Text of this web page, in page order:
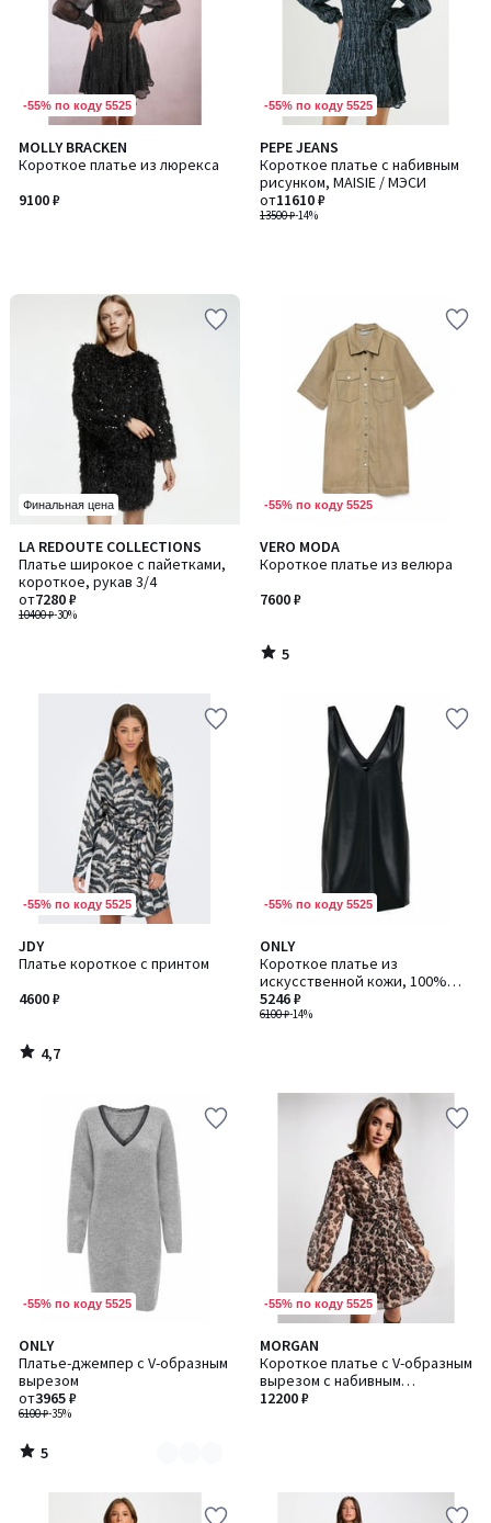
-55% по коду 5525
MOLLY BRACKEN
Короткое платье из люрекса
9100 ₽
-55% по коду 5525
PEPE JEANS
Короткое платье с набивным
рисунком, MAISIE / МЭСИ
13500 ₽-14%
от11610 ₽
Финальная цена
LA REDOUTE COLLECTIONS
Платье широкое с пайетками,
короткое, рукав 3/4
10400 ₽-30%
от7280 ₽
-55% по коду 5525
VERO MODA
Короткое платье из велюра
7600 ₽
5
/
5
/
-55% по коду 5525
JDY
Платье короткое с принтом
4600 ₽
4,7
/ 5
4,7
/
-55% по коду 5525
ONLY
Короткое платье из
искусственной кожи, 100%
полиэстер
6100 ₽-14%
5246 ₽
-55% по коду 5525
ONLY
Платье-джемпер с V-образным
вырезом
6100 ₽-35%
от3965 ₽
5
/
5
Количество
цветов:
2
5
/
-55% по коду 5525
MORGAN
Короткое платье с V-образным
вырезом с набивным
леопардовым рисунком
12200 ₽